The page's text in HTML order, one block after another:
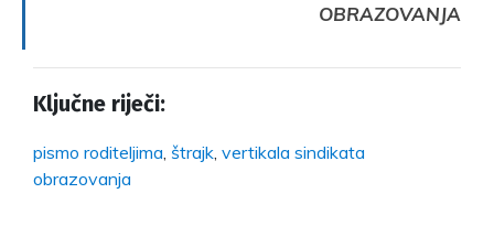
OBRAZOVANJA
Ključne riječi:
pismo roditeljima štrajk vertikala sindikata
obrazovanja